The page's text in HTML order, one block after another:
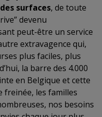
surfaces, de toute
devenu
peut-être un service
extravagence qui,
plus faciles, plus
la barre des 4.000
en Belgique et cette
freinée, les familles
nos besoins